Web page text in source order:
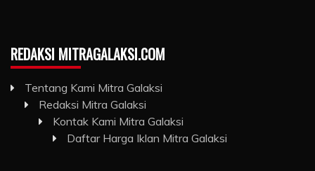
REDAKSI MITRAGALAKSI.COM
Tentang Kami Mitra Galaksi
Redaksi Mitra Galaksi
Kontak Kami Mitra Galaksi
Daftar Harga Iklan Mitra Galaksi